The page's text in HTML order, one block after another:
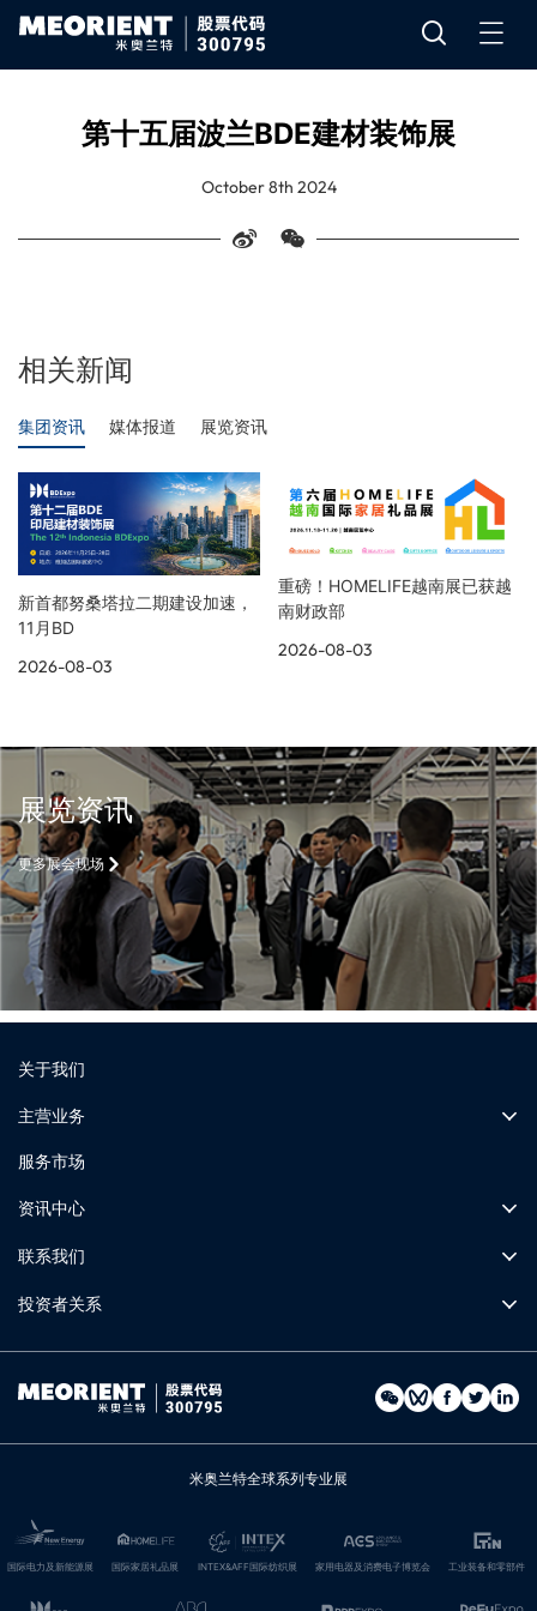
第十五届波兰BDE建材装饰展
October 8th 2024
相关新闻
集团资讯 媒体报道 展览资讯
新首都努桑塔拉二期建设加速，
11月BD
2026-08-03
重磅！HOMELIFE越南展已获越
南财政部
2026-08-03
展览资讯
更多展会现场
关于我们
主营业务
服务市场
资讯中心
联系我们
投资者关系
米奥兰特全球系列专业展
国际电力及新能源展 国际家居礼品展 INTEX&AFF国际纺织展 家用电器及消费电子博览会 工业装备和零部件